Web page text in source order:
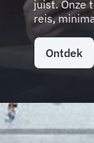
juist. Onze
reis,
Ontdek